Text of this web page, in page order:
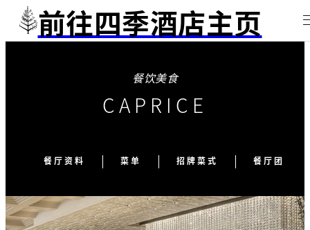
前往四季酒店主页
餐饮美食
CAPRICE
餐厅资料 菜单 招牌菜式 餐厅团队